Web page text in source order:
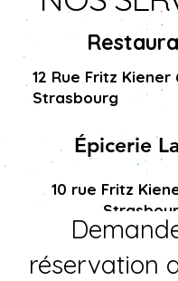
12 Rue Fritz Kiener
Strasbourg
Épicerie
10 rue Fritz
réservation